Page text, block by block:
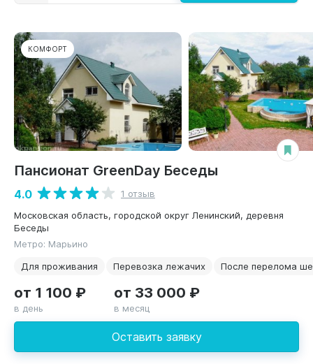
КОМФОРТ
Пансионат GreenDay Беседы
4.0
1 отзыв
Московская область, городской округ Ленинский, деревня
Беседы
Метро: Марьино
Для проживания
Перевозка лежачих После перелома
Оставить заявку
от 1 100 ₽
в день
от 33 000 ₽
в месяц